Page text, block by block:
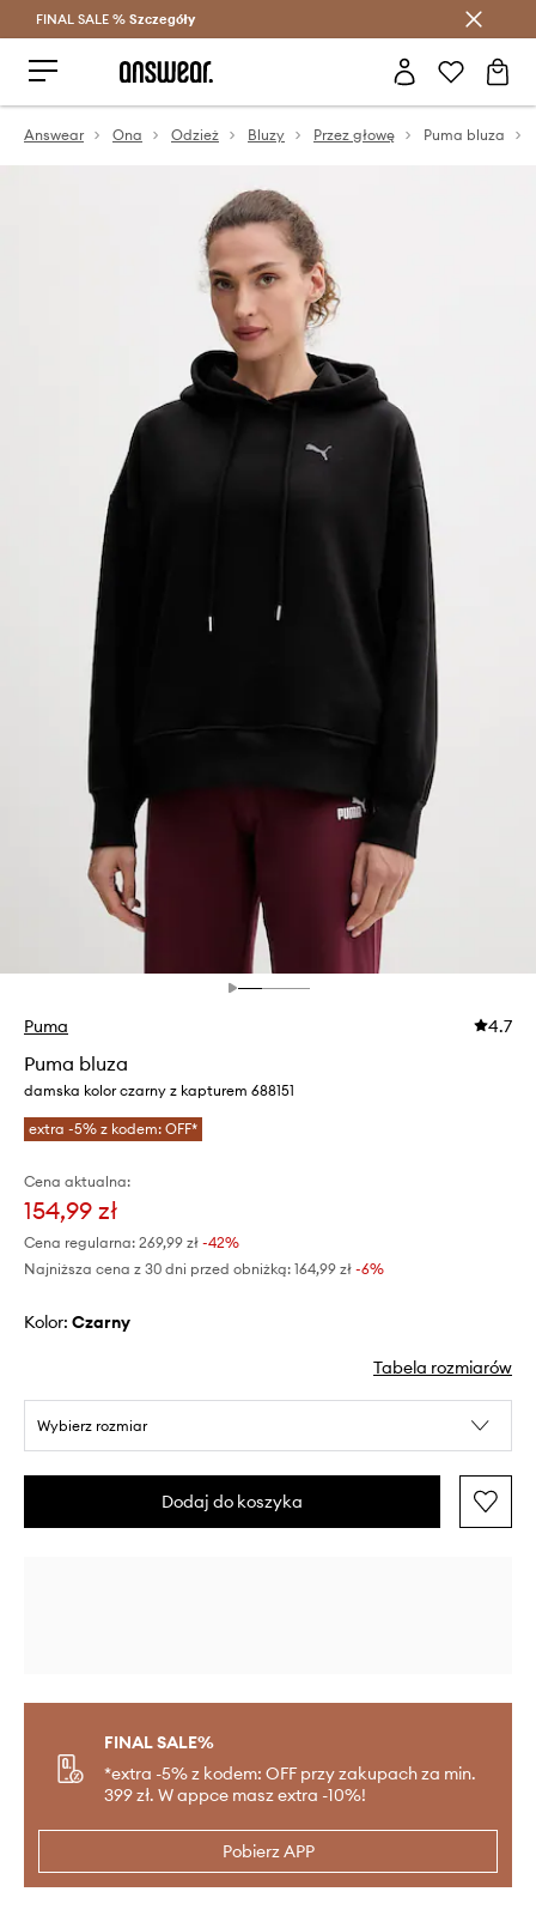
Oszczędzaj z Answear Club >
FINAL SALE % Szczegóły
Answear Ona Odzież Bluzy Przez głowę Puma bluza
Puma 4.7
Puma bluza
damska kolor czarny z kapturem 688151
extra -5% z kodem: OFF*
Cena aktualna:
154,99 zł
Cena regularna: 269,99 zł -42%
Najniższa cena z 30 dni przed obniżką: 164,99 zł -6%
Kolor: czarny
Tabela rozmiarów
Wybierz rozmiar
Dodaj do koszyka
FINAL SALE%
*extra -5% z kodem: OFF przy zakupach za min.
399 zł. W appce masz extra -10%!
Pobierz APP